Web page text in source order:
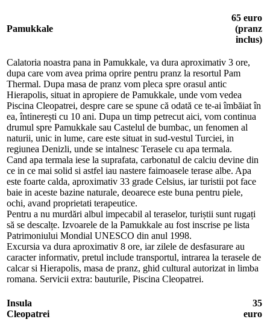
Pamukkale
65 euro
(pranz
inclus)
Calatoria noastra pana in Pamukkale, va dura aproximativ 3 ore,
dupa care vom avea prima oprire pentru pranz la resortul Pam
Thermal. Dupa masa de pranz vom pleca spre orasul antic
Hierapolis, situat in apropiere de Pamukkale, unde vom vedea
Piscina Cleopatrei, despre care se spune că odată ce te-ai îmbăiat în
ea, întinerești cu 10 ani. Dupa un timp petrecut aici, vom continua
drumul spre Pamukkale sau Castelul de bumbac, un fenomen al
naturii, unic in lume, care este situat in sud-vestul Turciei, in
regiunea Denizli, unde se intalnesc Terasele cu apa termala.
Cand apa termala iese la suprafata, carbonatul de calciu devine din
ce in ce mai solid si astfel iau nastere faimoasele terase albe. Apa
este foarte calda, aproximativ 33 grade Celsius, iar turistii pot face
baie in aceste bazine naturale, deoarece este buna pentru piele,
ochi, avand proprietati terapeutice.
Pentru a nu murdări albul impecabil al teraselor, turiștii sunt rugați
să se descalțe. Izvoarele de la Pamukkale au fost inscrise pe lista
Patrimoniului Mondial UNESCO din anul 1998.
Excursia va dura aproximativ 8 ore, iar zilele de desfasurare au
caracter informativ, pretul include transportul, intrarea la terasele de
calcar si Hierapolis, masa de pranz, ghid cultural autorizat in limba
romana. Servicii extra: bauturile, Piscina Cleopatrei.
Insula
Cleopatrei
35
euro